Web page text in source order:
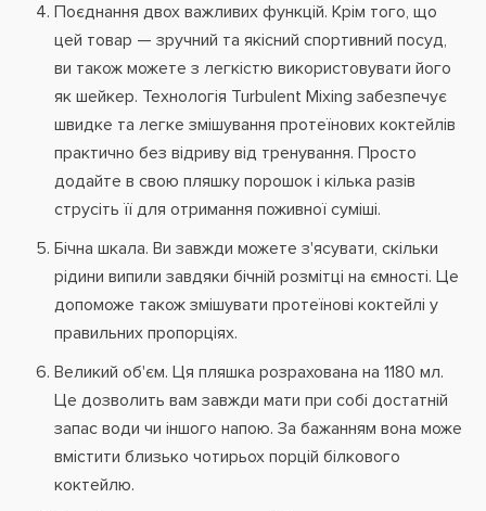
Поєднання двох важливих функцій. Крім того, що
цей товар — зручний та якісний спортивний посуд,
ви також можете з легкістю використовувати його
як шейкер. Технологія Turbulent Mixing забезпечує
швидке та легке змішування протеїнових коктейлів
практично без відриву від тренування. Просто
додайте в свою пляшку порошок і кілька разів
струсіть її для отримання поживної суміші.
Бічна шкала. Ви завжди можете з'ясувати, скільки
рідини випили завдяки бічній розмітці на ємності. Це
допоможе також змішувати протеїнові коктейлі у
правильних пропорціях.
Великий об'єм. Ця пляшка розрахована на 1180 мл.
Це дозволить вам завжди мати при собі достатній
запас води чи іншого напою. За бажанням вона може
вмістити близько чотирьох порцій білкового
коктейлю.